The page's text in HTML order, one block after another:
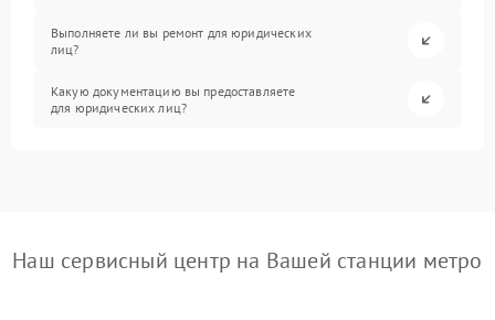
Выполняете ли вы ремонт для юридических
лиц?
Какую документацию вы предоставляете
для юридических лиц?
Наш сервисный центр на Вашей станции метро